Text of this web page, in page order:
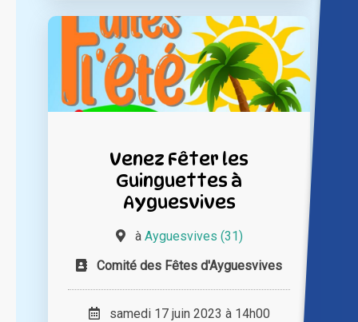
Venez Fêter les
Guinguettes à
Ayguesvives
à Ayguesvives (31)
Comité des Fêtes d'Ayguesvives
samedi 17 juin 2023 à 14h00